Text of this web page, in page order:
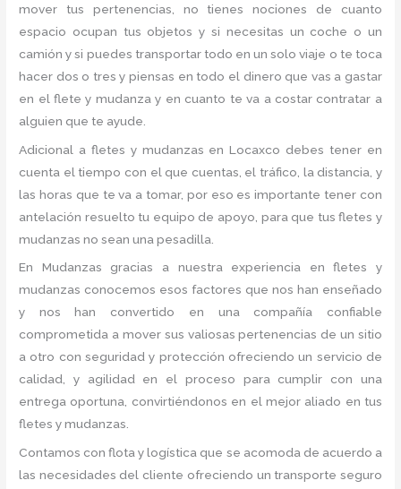
mover tus pertenencias, no tienes nociones de cuanto
espacio ocupan tus objetos y si necesitas un coche o un
camión y si puedes transportar todo en un solo viaje o te toca
hacer dos o tres y piensas en todo el dinero que vas a gastar
en el flete y mudanza y en cuanto te va a costar contratar a
alguien que te ayude.
Adicional a fletes y mudanzas en Locaxco debes tener en
cuenta el tiempo con el que cuentas, el tráfico, la distancia, y
las horas que te va a tomar, por eso es importante tener con
antelación resuelto tu equipo de apoyo, para que tus fletes y
mudanzas no sean una pesadilla.
En Mudanzas gracias a nuestra experiencia en fletes y
mudanzas conocemos esos factores que nos han enseñado
y nos han convertido en una compañía confiable
comprometida a mover sus valiosas pertenencias de un sitio
a otro con seguridad y protección ofreciendo un servicio de
calidad, y agilidad en el proceso para cumplir con una
entrega oportuna, convirtiéndonos en el mejor aliado en tus
fletes y mudanzas.
Contamos con flota y logística que se acomoda de acuerdo a
las necesidades del cliente ofreciendo un transporte seguro